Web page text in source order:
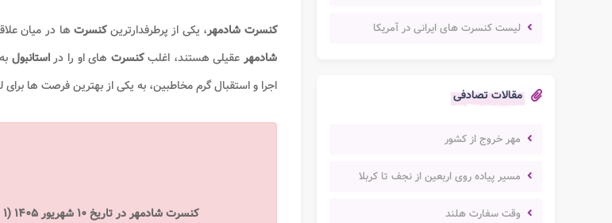
لیست کنسرت های ایرانی در آمریکا
مقالات تصادفی
مهر خروج از کشور
مسیر پیاده روی اربعین از نجف تا کربلا
وقت سفارت هلند
کنسرت شادمهر، یکی از پرطرفدارترینکنسرت ها در میان
شادمهرعقیلی هستند، اغلبکنسرت های او را دراستانبول
اجرا و استقبال گرم مخاطبین، به یکی از بهترین فرصت ها
کنسرت شادمهر در تاریخ ۱۰ شهریور ۱۴۰۵ (۱ سپتامبر ۲۰۲۶) در شهر استانبول سالن ورزشی اولکر برگزار می شود.